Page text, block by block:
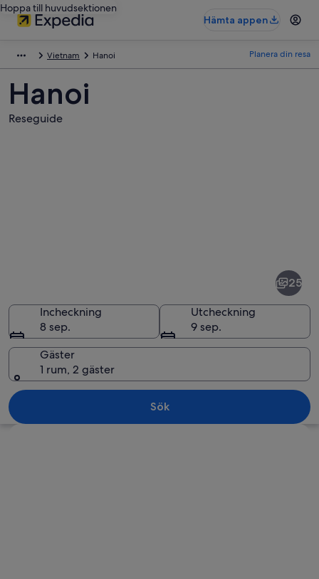
Hoppa till huvudsektionen
Hämta appen
Vietnam Hanoi Planera din resa
Hanoi
Reseguide
En kvinna i en gul klänning och en
25
Incheckning
8 sep.
Utcheckning
9 sep.
Gäster
1 rum, 2 gäster
Sök